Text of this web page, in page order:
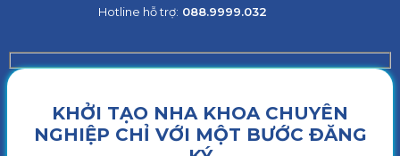
Hotline hỗ trợ: 088.9999.032
KHỞI TẠO NHA KHOA CHUYÊN
NGHIỆP CHỈ VỚI MỘT BƯỚC ĐĂNG